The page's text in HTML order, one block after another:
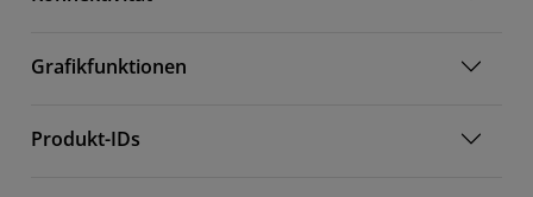
Grafikfunktionen
Produkt-IDs